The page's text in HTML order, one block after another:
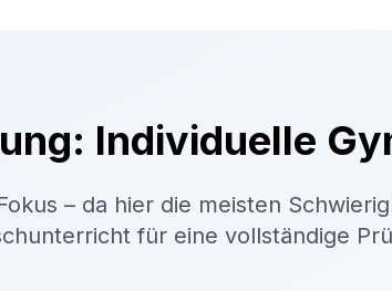
Individuelle
– da hier die meisten
für eine vollständige